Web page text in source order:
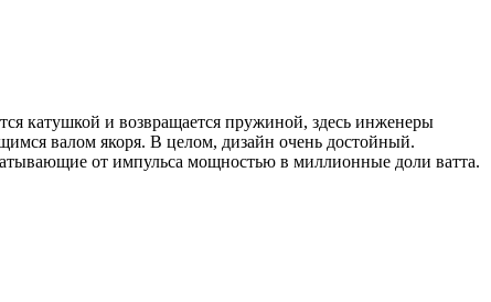
катушкой и возвращается пружиной, здесь инженеры
валом якоря. В целом, дизайн очень достойный.
от импульса мощностью в миллионные доли ватта.